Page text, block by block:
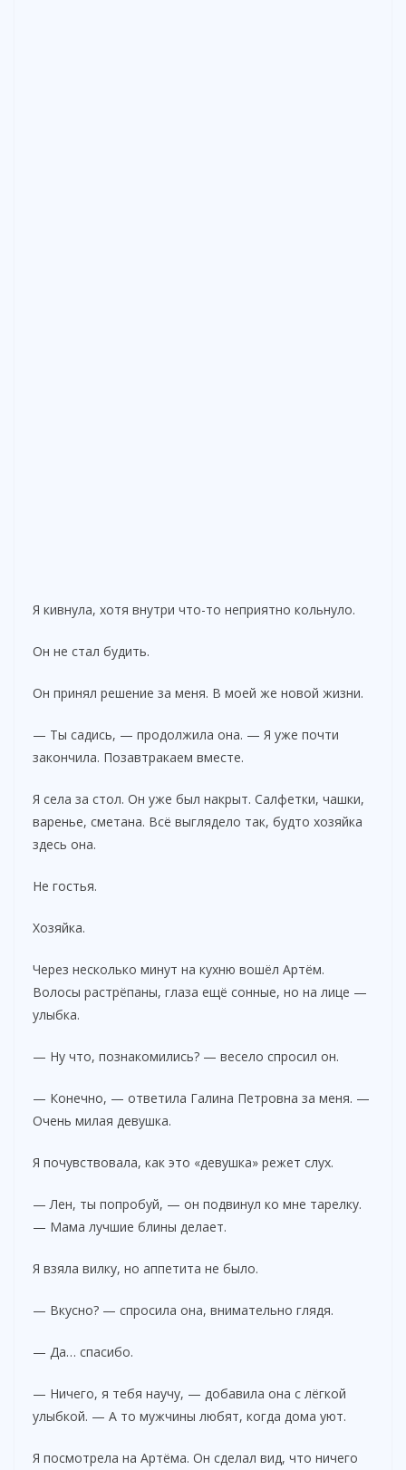
Я кивнула, хотя внутри что-то неприятно кольнуло.
Он не стал будить.
Он принял решение за меня. В моей же новой жизни.
— Ты садись, — продолжила она. — Я уже почти
закончила. Позавтракаем вместе.
Я села за стол. Он уже был накрыт. Салфетки, чашки,
варенье, сметана. Всё выглядело так, будто хозяйка
здесь она.
Не гостья.
Хозяйка.
Через несколько минут на кухню вошёл Артём.
Волосы растрёпаны, глаза ещё сонные, но на лице —
улыбка.
— Ну что, познакомились? — весело спросил он.
— Конечно, — ответила Галина Петровна за меня. —
Очень милая девушка.
Я почувствовала, как это «девушка» режет слух.
— Лен, ты попробуй, — он подвинул ко мне тарелку.
— Мама лучшие блины делает.
Я взяла вилку, но аппетита не было.
— Вкусно? — спросила она, внимательно глядя.
— Да… спасибо.
— Ничего, я тебя научу, — добавила она с лёгкой
улыбкой. — А то мужчины любят, когда дома уют.
Я посмотрела на Артёма. Он сделал вид, что ничего